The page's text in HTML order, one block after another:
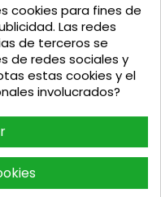
este producto
cookies para fines de
Las redes
de terceros se
de redes sociales y
estas cookies y el
involucrados?